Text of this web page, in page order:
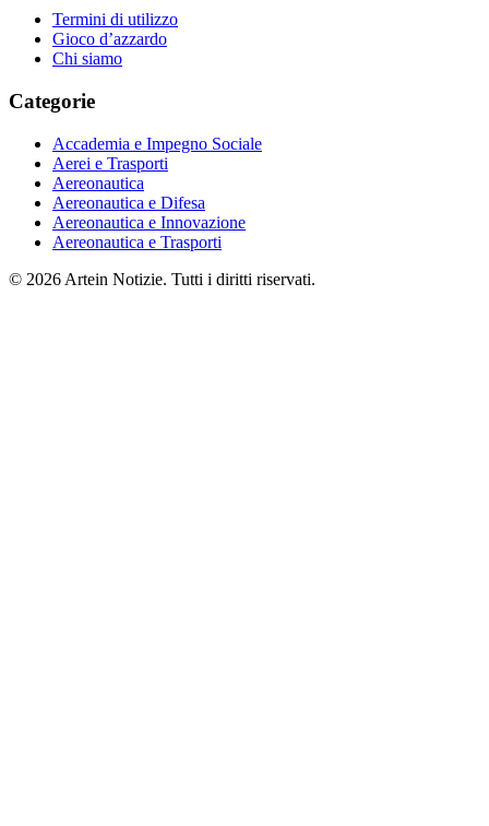
Termini di utilizzo
Gioco d’azzardo
Chi siamo
Categorie
Accademia e Impegno Sociale
Aerei e Trasporti
Aereonautica
Aereonautica e Difesa
Aereonautica e Innovazione
Aereonautica e Trasporti
© 2026 Artein Notizie. Tutti i diritti riservati.